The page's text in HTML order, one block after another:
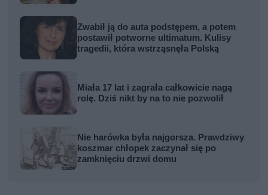
Zwabił ją do auta podstępem, a potem
postawił potworne ultimatum. Kulisy
tragedii, która wstrząsnęła Polską
Miała 17 lat i zagrała całkowicie nagą
rolę. Dziś nikt by na to nie pozwolił
Nie harówka była najgorsza. Prawdziwy
koszmar chłopek zaczynał się po
zamknięciu drzwi domu